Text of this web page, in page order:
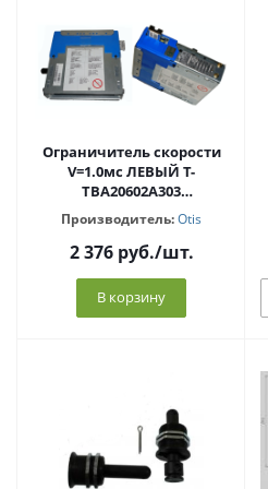
Ограничитель скорости
V=1.0мс ЛЕВЫЙ T-
TBA20602A303
(TAC20602A303) Otis
Производитель:Otis
2 376руб./шт.
В корзину